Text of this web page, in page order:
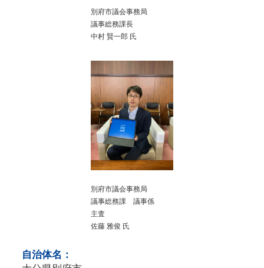
別府市議会事務局
議事総務課長
中村 賢一郎 氏
別府市議会事務局
議事総務課 議事係
主査
佐藤 雅俊 氏
自治体名：